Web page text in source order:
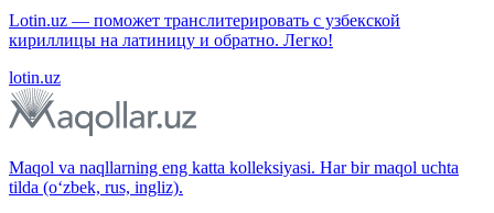
Lotin.uz — поможет транслитерировать с узбекской
кириллицы на латиницу и обратно. Легко!
lotin.uz
Maqol va naqllarning eng katta kolleksiyasi. Har bir maqol uchta
tilda (o‘zbek, rus, ingliz).